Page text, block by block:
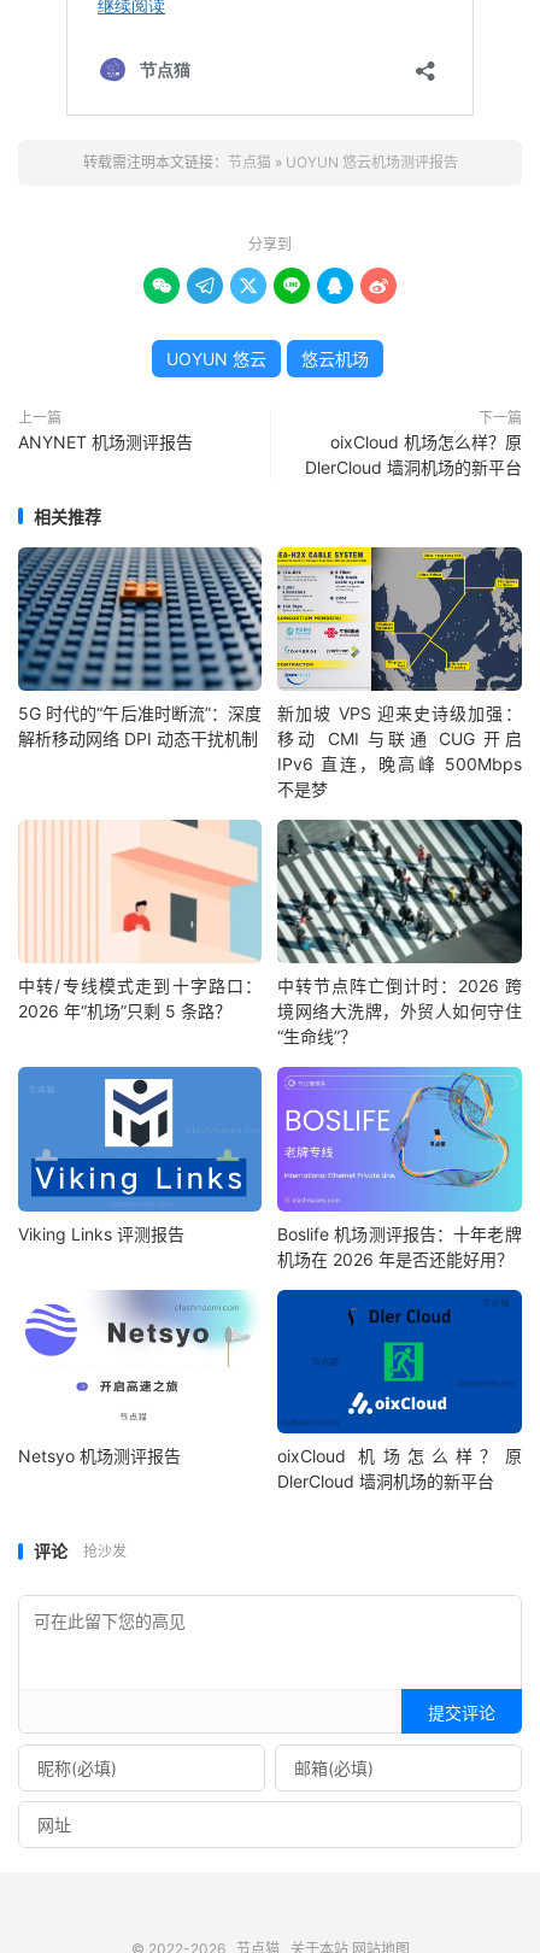
转载需注明本文链接： 节点猫 » UOYUN 悠云机场测评报告
分享到
     
UOYUN 悠云 悠云机场
上一篇
ANYNET 机场测评报告
下一篇
oixCloud 机场怎么样？原
DlerCloud 墙洞机场的新平台
相关推荐
5G 时代的“午后准时断流”：深度
解析移动网络 DPI 动态干扰机制
新加坡 VPS 迎来史诗级加强：
移动 CMI 与联通 CUG 开启
IPv6 直连，晚高峰 500Mbps
不是梦
中转/专线模式走到十字路口：
2026 年“机场”只剩 5 条路？
中转节点阵亡倒计时：2026 跨
境网络大洗牌，外贸人如何守住
“生命线”？
Viking Links 评测报告
Boslife 机场测评报告：十年老牌
机场在 2026 年是否还能好用？
Netsyo 机场测评报告
oixCloud 机场怎么样？原
DlerCloud 墙洞机场的新平台
评论 抢沙发
提交评论
© 2022-2026 节点猫 关于本站 网站地图